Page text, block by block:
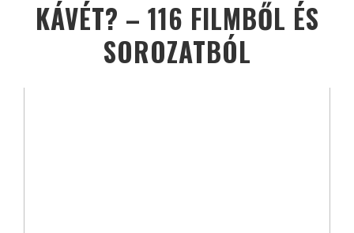
KÁVÉT? – 116 FILMBŐL ÉS
SOROZATBÓL